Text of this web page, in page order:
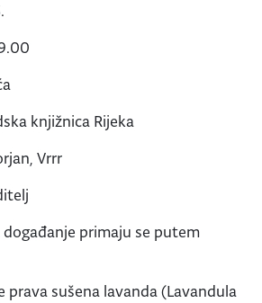
knjižnica Rijeka
Vrrr
događanje primaju se putem
prava sušena lavanda (Lavandula